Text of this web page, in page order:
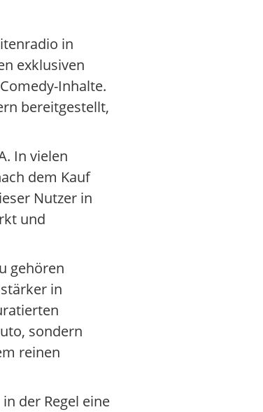
in
exklusiven
Inhalte.
bereitgestellt,
In vielen
dem Kauf
Nutzer in
und
gehören
in
sondern
reinen
der Regel eine